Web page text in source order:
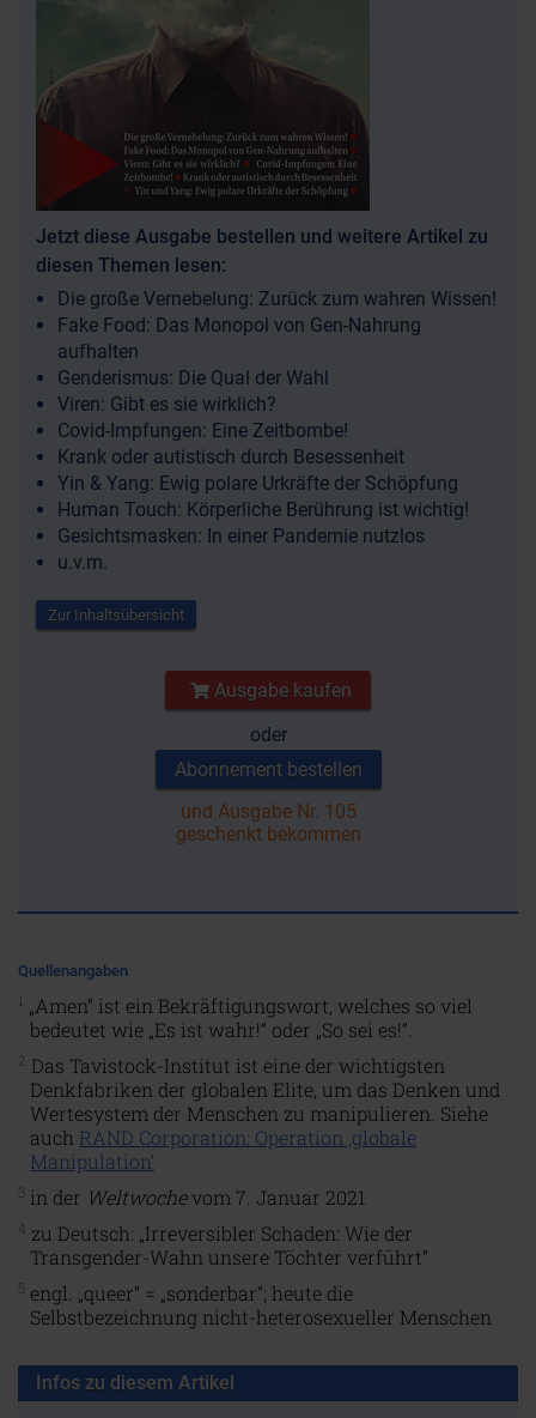
Jetzt diese Ausgabe bestellen und weitere Artikel zu
diesen Themen lesen:
Die große Vernebelung: Zurück zum wahren Wissen!
Fake Food: Das Monopol von Gen-Nahrung
aufhalten
Genderismus: Die Qual der Wahl
Viren: Gibt es sie wirklich?
Covid-Impfungen: Eine Zeitbombe!
Krank oder autistisch durch Besessenheit
Yin & Yang: Ewig polare Urkräfte der Schöpfung
Human Touch: Körperliche Berührung ist wichtig!
Gesichtsmasken: In einer Pandemie nutzlos
u.v.m.
Zur Inhaltsübersicht
Ausgabe kaufen
oder
Abonnement bestellen
und Ausgabe Nr. 105
geschenkt bekommen
Quellenangaben
1 „Amen“ ist ein Bekräftigungswort, welches so viel
bedeutet wie „Es ist wahr!“ oder „So sei es!“.
Das Tavistock-Institut ist eine der wichtigsten
Denkfabriken der globalen Elite, um das Denken und
Wertesystem der Menschen zu manipulieren. Siehe
auch RAND Corporation: Operation ‚globale
Manipulation‘
3 in der Weltwochevom 7. Januar 2021
4 zu Deutsch: „Irreversibler Schaden: Wie der
Transgender-Wahn unsere Töchter verführt“
5 engl. „queer“ = „sonderbar“; heute die
Selbstbezeichnung nicht-heterosexueller Menschen
Infos zu diesem Artikel